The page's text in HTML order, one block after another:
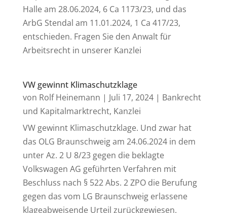
Halle am 28.06.2024, 6 Ca 1173/23, und das
ArbG Stendal am 11.01.2024, 1 Ca 417/23,
entschieden. Fragen Sie den Anwalt für
Arbeitsrecht in unserer Kanzlei
VW gewinnt Klimaschutzklage
von Rolf Heinemann | Juli 17, 2024| Bankrecht
und Kapitalmarktrecht, Kanzlei
VW gewinnt Klimaschutzklage. Und zwar hat
das OLG Braunschweig am 24.06.2024 in dem
unter Az. 2 U 8/23 gegen die beklagte
Volkswagen AG geführten Verfahren mit
Beschluss nach § 522 Abs. 2 ZPO die Berufung
gegen das vom LG Braunschweig erlassene
klageabweisende Urteil zurückgewiesen.